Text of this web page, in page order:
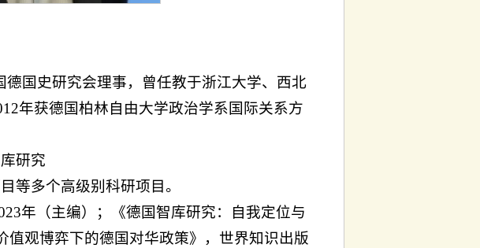
国史研究会理事， 曾任教于浙江大学、西北
年获德国柏林自由大学政治学系国际关系方
研究
等多个高级别科研项目。
年（主编）；《德国智库研究：自我定位与
值观博弈下的德国对华政策》，世界知识出版